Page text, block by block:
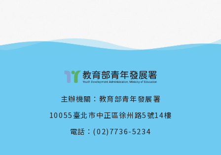
主辦機關：教育部青年發展署
10055臺北市中正區徐州路5號14樓
電話：(02)7736-5234